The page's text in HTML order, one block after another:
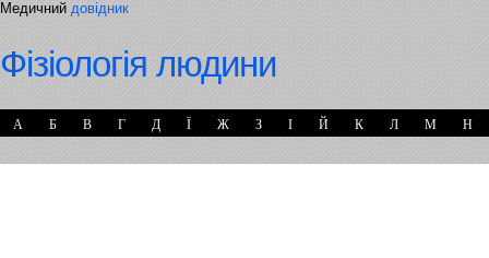
Медичний довідник
Фізіологія людини
А Б В Г Д Ї Ж З І Й К Л М Н